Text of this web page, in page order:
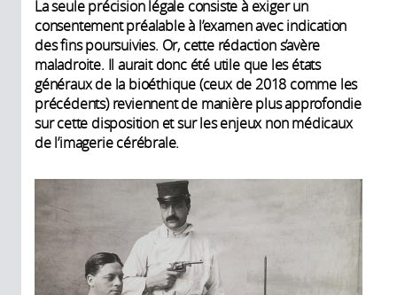
La seule précision légale consiste à exiger un
consentement préalable à l’examen avec indication
des fins poursuivies. Or, cette rédaction s’avère
maladroite. Il aurait donc été utile que les états
généraux de la bioéthique (ceux de 2018 comme les
précédents) reviennentde manière plus approfondie
sur cette disposition et sur les enjeux non médicaux
de l’imagerie cérébrale.